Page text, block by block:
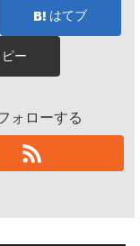
はてブ
ピー
ォローする